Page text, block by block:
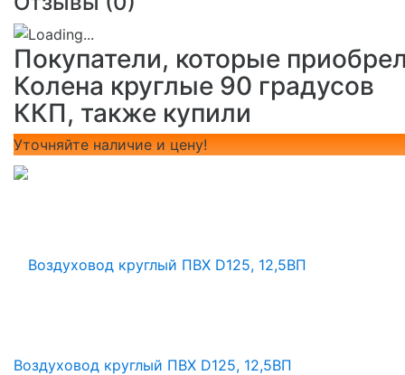
Покупатели, которые
Колена круглые 90 градусов
ККП, также купили
Уточняйте наличие и цену!
Воздуховод круглый ПВХ D125, 12,5ВП